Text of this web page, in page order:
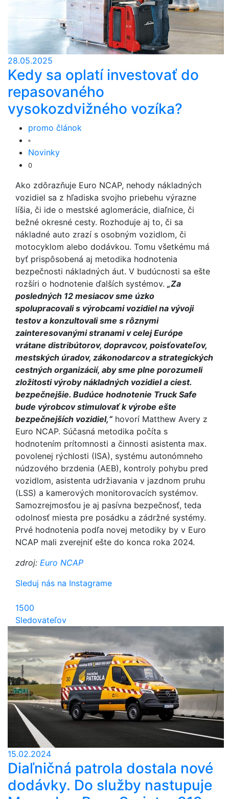
28.05.2025
Kedy sa oplatí investovať do
repasovaného
vysokozdvižného vozíka?
promo článok
Novinky
0
Ako zdôrazňuje Euro NCAP, nehody nákladných
vozidiel sa z hľadiska svojho priebehu výrazne
líšia, či ide o mestské aglomerácie, diaľnice, či
bežné okresné cesty. Rozhoduje aj to, či sa
nákladné auto zrazí s osobným vozidlom, či
motocyklom alebo dodávkou. Tomu všetkému má
byť prispôsobená aj metodika hodnotenia
bezpečnosti nákladných áut. V budúcnosti sa ešte
rozšíri o hodnotenie ďalších systémov. „Za
posledných 12 mesiacov sme úzko
spolupracovali s výrobcami vozidiel na vývoji
testov a konzultovali sme s rôznymi
zainteresovanými stranami v celej Európe
vrátane distribútorov, dopravcov, poisťovateľov,
mestských úradov, zákonodarcov a strategických
cestných organizácií, aby sme plne porozumeli
zložitosti výroby nákladných vozidiel a ciest.
bezpečnejšie. Budúce hodnotenie Truck Safe
bude výrobcov stimulovať k výrobe ešte
bezpečnejších vozidiel,“hovorí Matthew Avery z
Euro NCAP. Súčasná metodika počíta s
hodnotením prítomnosti a činnosti asistenta max.
povolenej rýchlosti (ISA), systému autonómneho
núdzového brzdenia (AEB), kontroly pohybu pred
vozidlom, asistenta udržiavania v jazdnom pruhu
(LSS) a kamerových monitorovacích systémov.
Samozrejmosťou je aj pasívna bezpečnosť, teda
odolnosť miesta pre posádku a zádržné systémy.
Prvé hodnotenia podľa novej metodiky by v Euro
NCAP mali zverejniť ešte do konca roka 2024.
zdroj: Euro NCAP
Sleduj nás na Instagrame
1500
Sledovateľov
15.02.2024
Diaľničná patrola dostala nové
dodávky. Do služby nastupuje